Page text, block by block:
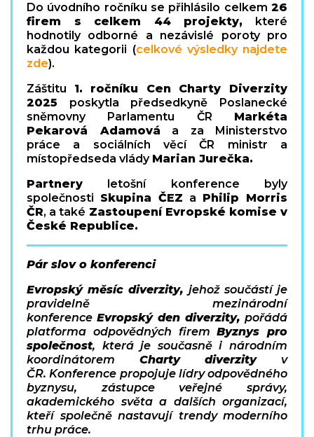
Do úvodního ročníku se přihlásilo celkem 26
firem s celkem 44 projekty, které
hodnotily odborné a nezávislé poroty pro
každou kategorii (celkové výsledky najdete
zde).
Záštitu 1. ročníku Cen Charty Diverzity
2025 poskytla předsedkyně Poslanecké
sněmovny Parlamentu ČR Markéta
Pekarová Adamová a za Ministerstvo
práce a sociálních věcí ČR ministr a
místopředseda vlády Marian Jurečka.
Partnery letošní konference byly
společnosti Skupina ČEZ a Philip Morris
ČR, a také Zastoupení Evropské komise v
České Republice.
Pár slov o konferenci
Evropský měsíc diverzity, jehož součástí je
pravidelně mezinárodní
konference Evropský den diverzity, pořádá
platforma odpovědných firemByznys pro
společnost, která je současně i národním
koordinátorem Charty diverzityv
ČR. Konference propojuje lídry odpovědného
byznysu, zástupce veřejné správy,
akademického světa a dalších organizací,
kteří společně nastavují trendy moderního
trhu práce.